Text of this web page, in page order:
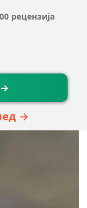
рецензија
→